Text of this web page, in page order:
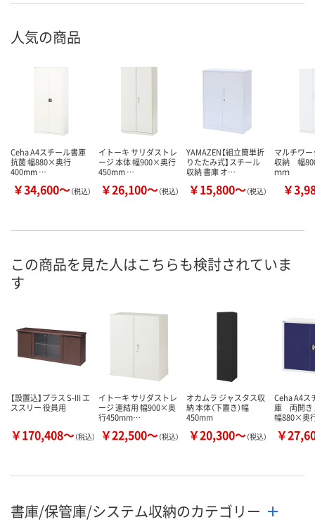
人気の商品
Ceha A4スチール書庫
抗菌 幅880×奥行
400mm …
￥34,600～（税込）
イトーキ サリダストレ
ージ 本体 幅900×奥行
450mm …
￥26,100～（税込）
YAMAZEN【組立簡単折
りたたみ式】スチール
収納 書庫 オ…
￥15,800～（税込）
マルチワ
収納 幅
ｍｍ
￥
この商品を見た人はこちらも検討されていま
す
【設置込】プラス S-III エ
ススリー 役員用
￥170,408～（税込）
イトーキ サリダストレ
ージ 連結用 幅900×奥
行450mm…
￥22,500～（税込）
オカムラ ジャスタス収
納 本体（下置き）幅
450mm
￥20,300～（税込）
Ceha A4ス
庫 両開
幅880×奥
￥
書庫/保管庫/システム収納のカテゴリー